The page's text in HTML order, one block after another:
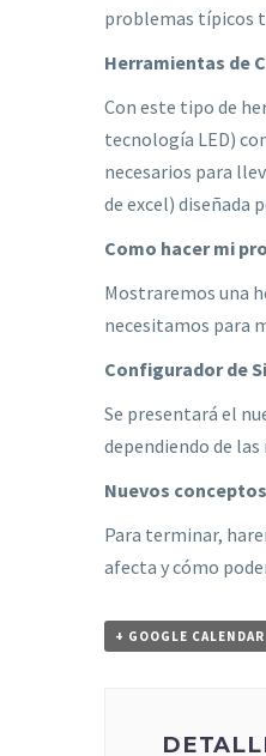
problemas típicos
Herramientas de
Con este tipo de
tecnología LED)
necesarios para
de excel) diseñada
Como hacer mi
Mostraremos una
necesitamos para
Configurador de
Se presentará el
dependiendo de las
Nuevos
Para terminar,
afecta y cómo
+ GOOGLE CALENDAR